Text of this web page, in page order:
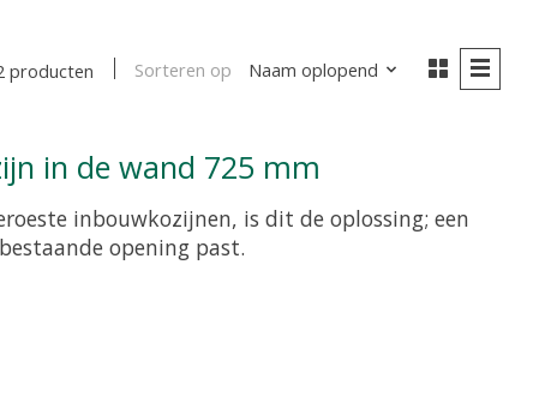
producten Sorteren op Naam oplopend
in de wand 725 mm
inbouwkozijnen, is dit de oplossing; een
opening past.
is